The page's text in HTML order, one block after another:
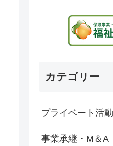
カテゴリー
プライベート活動
事業承継・M＆A